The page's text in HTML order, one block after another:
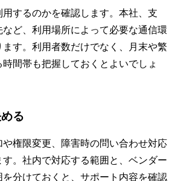
するのかを確認します。本社、支
ど、利用場所によって必要な通信環
す。利用者数だけでなく、月末や繁
間帯も把握しておくとよいでしょ
る
権限変更、障害時の問い合わせ対応
。社内で対応する範囲と、ベンダー
分けておくと、サポート内容を確認